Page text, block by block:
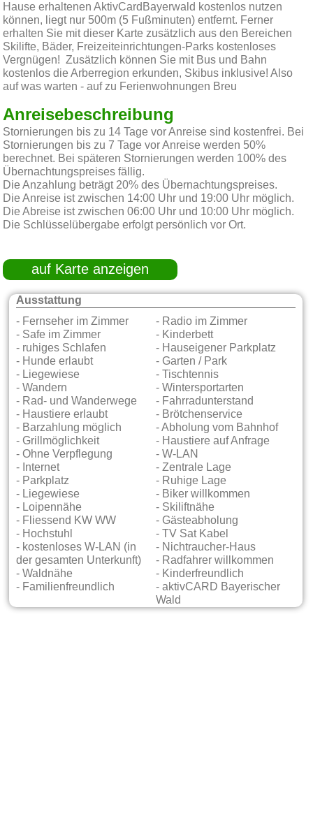
Hause erhaltenen AktivCardBayerwald kostenlos nutzen
können, liegt nur 500m (5 Fußminuten) entfernt. Ferner
erhalten Sie mit dieser Karte zusätzlich aus den Bereichen
Skilifte, Bäder, Freizeiteinrichtungen-Parks kostenloses
Vergnügen! Zusätzlich können Sie mit Bus und Bahn
kostenlos die Arberregion erkunden, Skibus inklusive! Also
auf was warten - auf zu Ferienwohnungen Breu
Anreisebeschreibung
Stornierungen bis zu 14 Tage vor Anreise sind kostenfrei. Bei
Stornierungen bis zu 7 Tage vor Anreise werden 50%
berechnet. Bei späteren Stornierungen werden 100% des
Übernachtungspreises fällig.
Die Anzahlung beträgt 20% des Übernachtungspreises.
Die Anreise ist zwischen 14:00 Uhr und 19:00 Uhr möglich.
Die Abreise ist zwischen 06:00 Uhr und 10:00 Uhr möglich.
Die Schlüsselübergabe erfolgt persönlich vor Ort.
auf Karte anzeigen
Ausstattung
- Fernseher im Zimmer
- Radio im Zimmer
- Safe im Zimmer
- Kinderbett
- ruhiges Schlafen
- Hauseigener Parkplatz
- Hunde erlaubt
- Garten / Park
- Liegewiese
- Tischtennis
- Wandern
- Wintersportarten
- Rad- und Wanderwege
- Fahrradunterstand
- Haustiere erlaubt
- Brötchenservice
- Barzahlung möglich
- Abholung vom Bahnhof
- Grillmöglichkeit
- Haustiere auf Anfrage
- Ohne Verpflegung
- W-LAN
- Internet
- Zentrale Lage
- Parkplatz
- Ruhige Lage
- Liegewiese
- Biker willkommen
- Loipennähe
- Skiliftnähe
- Fliessend KW WW
- Gästeabholung
- Hochstuhl
- TV Sat Kabel
- kostenloses W-LAN (in
der gesamten Unterkunft)
- Nichtraucher-Haus
- Radfahrer willkommen
- Waldnähe
- Kinderfreundlich
- Familienfreundlich
- aktivCARD Bayerischer
Wald